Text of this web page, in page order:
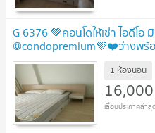
G 6376 💚คอนโดให้เช่า ไอดีโ
@condopremium💜❤️ว่างพร้
⬛ UPDATE !
1 ห้องนอน
16,000